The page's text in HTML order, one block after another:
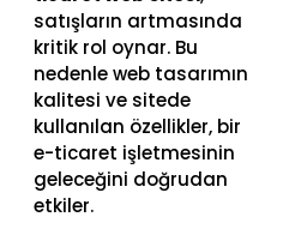
satışların artmasında
kritik rol oynar. Bu
nedenle web tasarımın
kalitesi ve sitede
kullanılan özellikler, bir
e-ticaret işletmesinin
geleceğini doğrudan
etkiler.